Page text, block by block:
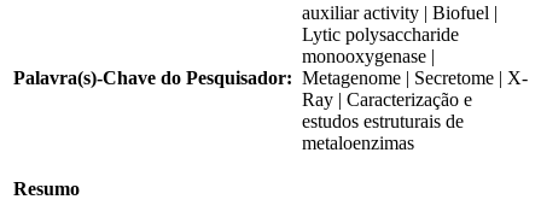
Palavra(s)-Chave do Pesquisador:
auxiliar activity | Biofuel |
Lytic polysaccharide
monooxygenase |
Metagenome | Secretome | X-
Ray | Caracterização e
estudos estruturais de
metaloenzimas
Resumo